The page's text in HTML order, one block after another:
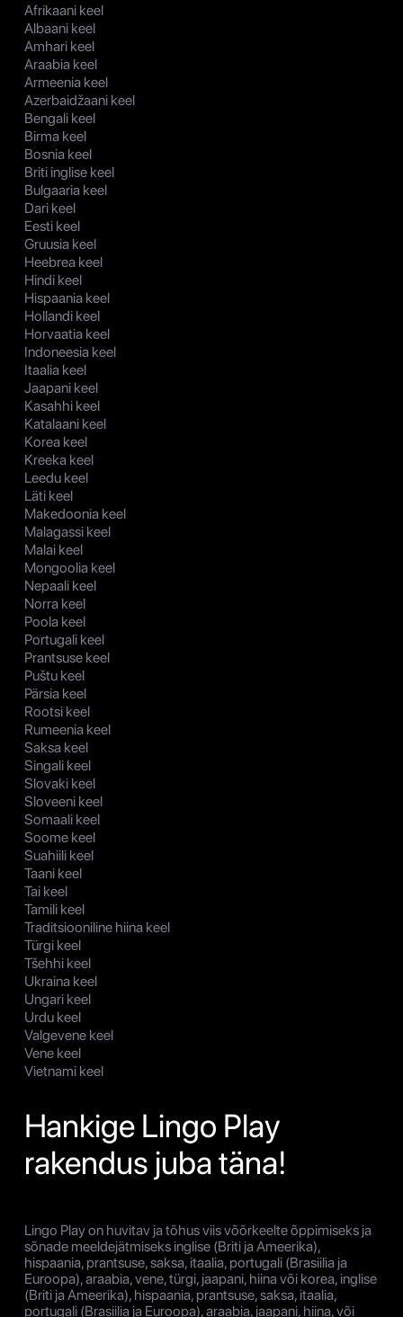
Afrikaani keel
Albaani keel
Amhari keel
Araabia keel
Armeenia keel
Azerbaidžaani keel
Bengali keel
Birma keel
Bosnia keel
Briti inglise keel
Bulgaaria keel
Dari keel
Eesti keel
Gruusia keel
Heebrea keel
Hindi keel
Hispaania keel
Hollandi keel
Horvaatia keel
Indoneesia keel
Itaalia keel
Jaapani keel
Kasahhi keel
Katalaani keel
Korea keel
Kreeka keel
Leedu keel
Läti keel
Makedoonia keel
Malagassi keel
Malai keel
Mongoolia keel
Nepaali keel
Norra keel
Poola keel
Portugali keel
Prantsuse keel
Puštu keel
Pärsia keel
Rootsi keel
Rumeenia keel
Saksa keel
Singali keel
Slovaki keel
Sloveeni keel
Somaali keel
Soome keel
Suahiili keel
Taani keel
Tai keel
Tamili keel
Traditsiooniline hiina keel
Türgi keel
Tšehhi keel
Ukraina keel
Ungari keel
Urdu keel
Valgevene keel
Vene keel
Vietnami keel
Hankige Lingo Play
rakendus juba täna!
Lingo Play on huvitav ja tõhus viis võõrkeelte õppimiseks ja
sõnade meeldejätmiseks inglise (Briti ja Ameerika),
hispaania, prantsuse, saksa, itaalia, portugali (Brasiilia ja
Euroopa), araabia, vene, türgi, jaapani, hiina või korea, inglise
(Briti ja Ameerika), hispaania, prantsuse, saksa, itaalia,
portugali (Brasiilia ja Euroopa), araabia, jaapani, hiina, või